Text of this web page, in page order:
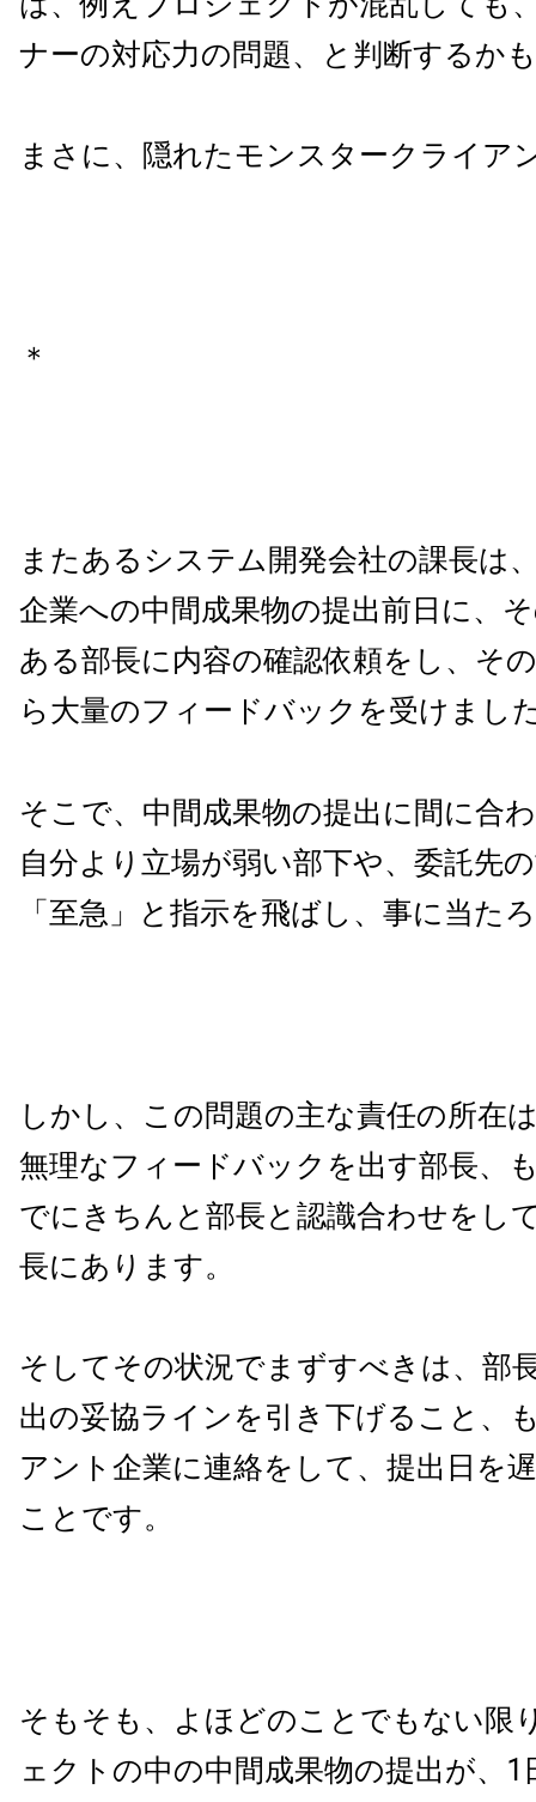
ナーの対応力の問題、と判断するか
まさに、隠れたモンスタークライア
＊
またあるシステム開発会社の課長は
企業への中間成果物の提出前日に、
ある部長に内容の確認依頼をし、そ
ら大量のフィードバックを受けまし
そこで、中間成果物の提出に間に合
自分より立場が弱い部下や、委託先
「至急」と指示を飛ばし、事に当た
しかし、この問題の主な責任の所在
無理なフィードバックを出す部長、
でにきちんと部長と認識合わせをし
長にあります。
そしてその状況でまずすべきは、部
出の妥協ラインを引き下げること、
アント企業に連絡をして、提出日を
ことです。
そもそも、よほどのことでもない限
ェクトの中の中間成果物の提出が、1